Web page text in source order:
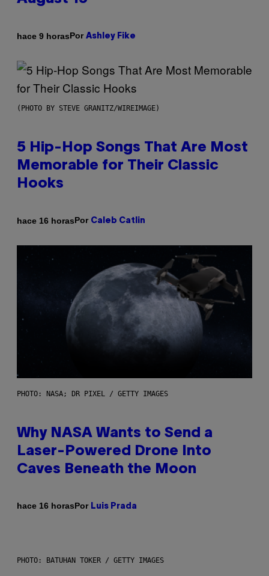
hace 9 horasPor Ashley Fike
(PHOTO BY STEVE GRANITZ/WIREIMAGE)
5 Hip-Hop Songs That Are Most
Memorable for Their Classic
Hooks
hace 16 horasPor Caleb Catlin
PHOTO: NASA; DR PIXEL / GETTY IMAGES
Why NASA Wants to Send a
Laser-Powered Drone Into
Caves Beneath the Moon
hace 16 horasPor Luis Prada
PHOTO: BATUHAN TOKER / GETTY IMAGES